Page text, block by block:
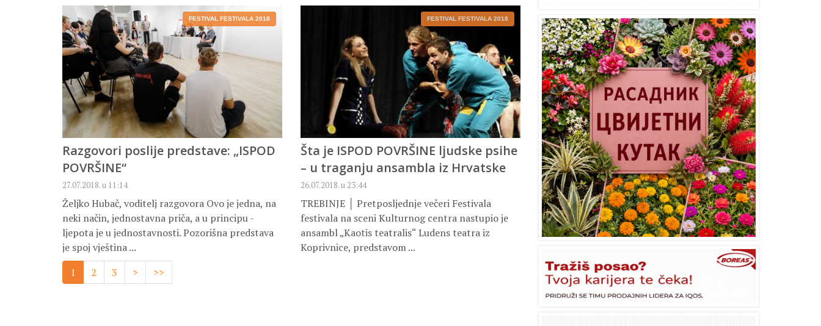
FESTIVAL FESTIVALA 2018
Razgovori poslije predstave: „ISPOD
POVRŠINE“
27.07.2018. u 11:14
Željko Hubač, voditelj razgovora Ovo je jedna, na
neki način, jednostavna priča, a u principu -
ljepota je u jednostavnosti. Pozorišna predstava
je spoj vještina ...
FESTIVAL FESTIVALA 2018
Šta je ISPOD POVRŠINE ljudske psihe
– u traganju ansambla iz Hrvatske
26.07.2018. u 23:44
TREBINJE │ Pretposljednje večeri Festivala
festivala na sceni Kulturnog centra nastupio je
ansambl „Kaotis teatralis“ Ludens teatra iz
Koprivnice, predstavom ...
1
2 3 > >>